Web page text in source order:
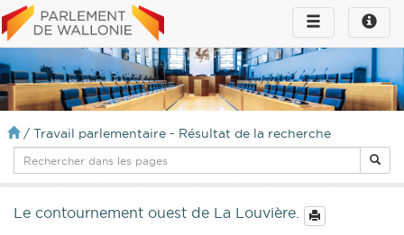
Toggle
infos
Toggle
navigation
/ Travail parlementaire - Résultat de la recherche
Le contournement ouest de La Louvière.